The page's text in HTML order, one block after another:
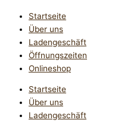
Startseite
Über uns
Ladengeschäft
Öffnungszeiten
Onlineshop
Startseite
Über uns
Ladengeschäft